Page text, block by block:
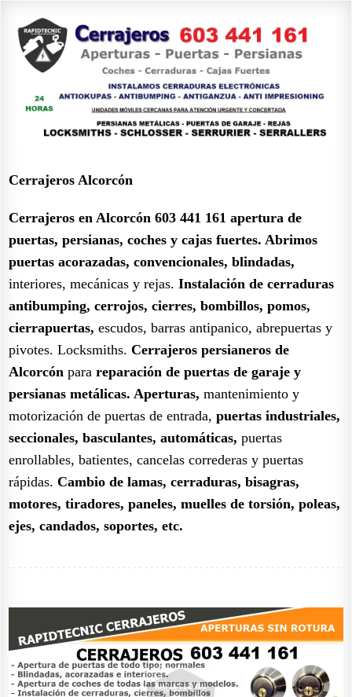
Cerrajeros Alcorcón
Cerrajeros en Alcorcón 603 441 161 apertura de
puertas, persianas, coches y cajas fuertes. Abrimos
puertas acorazadas, convencionales, blindadas,
interiores, mecánicas y rejas. Instalación de cerraduras
antibumping, cerrojos, cierres, bombillos, pomos,
cierrapuertas, escudos, barras antipanico, abrepuertas y
pivotes. Locksmiths. Cerrajeros persianeros de
Alcorcón para reparación de puertas de garaje y
persianas metálicas. Aperturas, mantenimiento y
motorización de puertas de entrada, puertas industriales,
seccionales, basculantes, automáticas, puertas
enrollables, batientes, cancelas correderas y puertas
rápidas. Cambio de lamas, cerraduras, bisagras,
motores, tiradores, paneles, muelles de torsión, poleas,
ejes, candados, soportes, etc.